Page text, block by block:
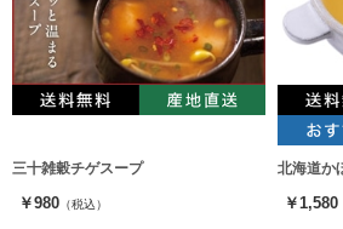
三十雑穀チゲスープ
￥980 （税込）
北海道か
￥1,580